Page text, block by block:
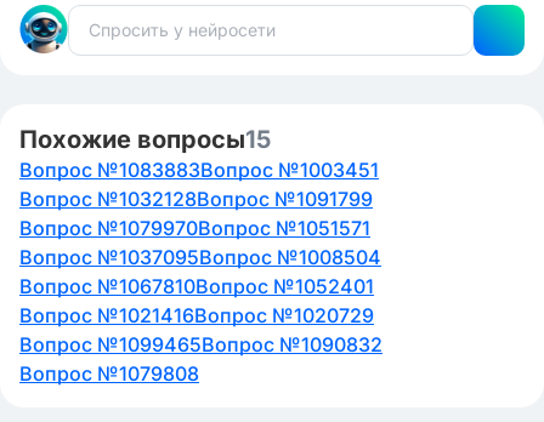
Похожие вопросы15
Вопрос №1083883Вопрос №1003451
Вопрос №1032128Вопрос №1091799
Вопрос №1079970Вопрос №1051571
Вопрос №1037095Вопрос №1008504
Вопрос №1067810Вопрос №1052401
Вопрос №1021416Вопрос №1020729
Вопрос №1099465Вопрос №1090832
Вопрос №1079808